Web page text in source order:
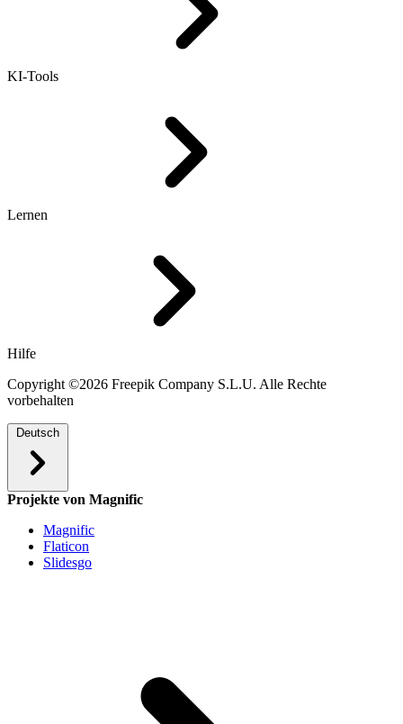
KI-Tools
Lernen
Hilfe
Copyright ©2026 Freepik Company S.L.U. Alle Rechte
vorbehalten
Deutsch
Projekte von Magnific
Magnific
Flaticon
Slidesgo